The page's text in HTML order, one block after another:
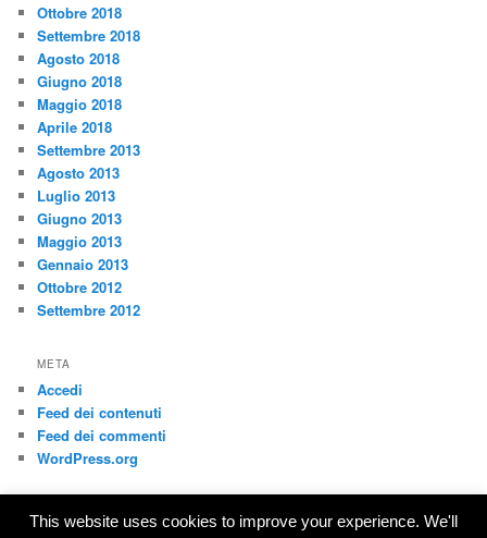
Ottobre 2018
Settembre 2018
Agosto 2018
Giugno 2018
Maggio 2018
Aprile 2018
Settembre 2013
Agosto 2013
Luglio 2013
Giugno 2013
Maggio 2013
Gennaio 2013
Ottobre 2012
Settembre 2012
META
Accedi
Feed dei contenuti
Feed dei commenti
WordPress.org
This website uses cookies to improve your experience. We'll